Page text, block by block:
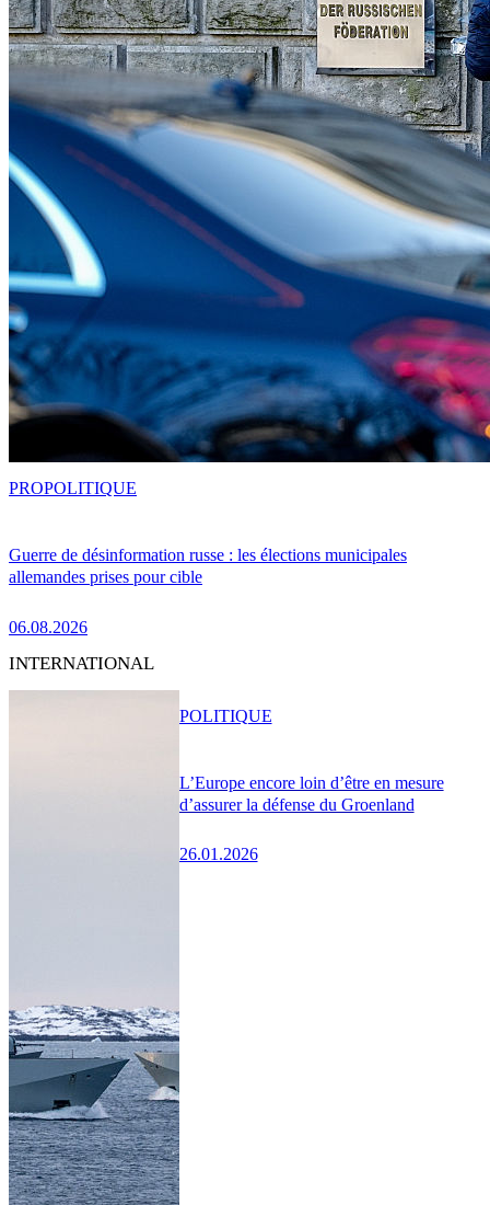
Guerre de désinformation russe : les élections municipales
allemandes prises pour cible
06.08.2026
PROPOLITIQUE
INTERNATIONAL
L’Europe encore loin d’être en mesure
d’assurer la défense du Groenland
26.01.2026
POLITIQUE